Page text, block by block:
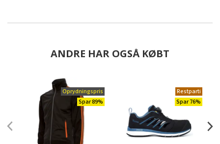
ANDRE HAR OGSÅ KØBT
Oprydningspris
Spar 89%
Restparti
Spar 76%